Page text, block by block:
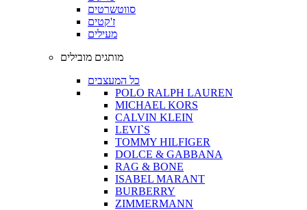
סווטשרטים
ז'קטים
מעילים
מותגים מובילים
כל המעצבים
POLO RALPH LAUREN
MICHAEL KORS
CALVIN KLEIN
LEVI`S
TOMMY HILFIGER
DOLCE & GABBANA
RAG & BONE
ISABEL MARANT
BURBERRY
ZIMMERMANN